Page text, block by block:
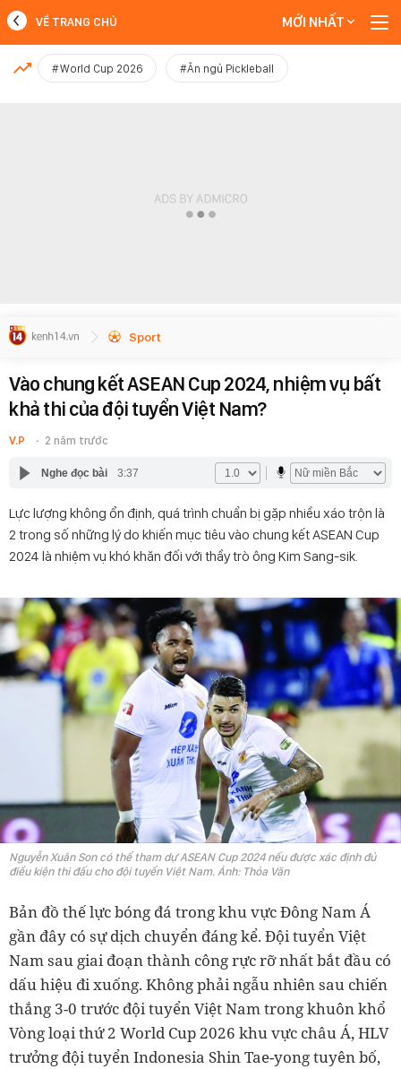
MỚI NHẤT
VỀ TRANG CHỦ MỚI NHẤT
#World Cup 2026 #Ăn ngủ Pickleball
Sport
Vào chung kết ASEAN Cup 2024, nhiệm vụ bất
khả thi của đội tuyển Việt Nam?
V.P 2 năm trước
Nghe đọc bài 3:37
Lực lượng không ổn định, quá trình chuẩn bị gặp nhiều xáo trộn là
2 trong số những lý do khiến mục tiêu vào chung kết ASEAN Cup
2024 là nhiệm vụ khó khăn đối với thầy trò ông Kim Sang-sik.
Nguyễn Xuân Son có thể tham dự ASEAN Cup 2024 nếu được xác định đủ
điều kiện thi đấu cho đội tuyển Việt Nam. Ảnh: Thỏa Văn
Bản đồ thế lực bóng đá trong khu vực Đông Nam Á
gần đây có sự dịch chuyển đáng kể. Đội tuyển Việt
Nam sau giai đoạn thành công rực rỡ nhất bắt đầu có
dấu hiệu đi xuống. Không phải ngẫu nhiên sau chiến
thắng 3-0 trước đội tuyển Việt Nam trong khuôn khổ
Vòng loại thứ 2 World Cup 2026 khu vực châu Á, HLV
trưởng đội tuyển Indonesia Shin Tae-yong tuyên bố,